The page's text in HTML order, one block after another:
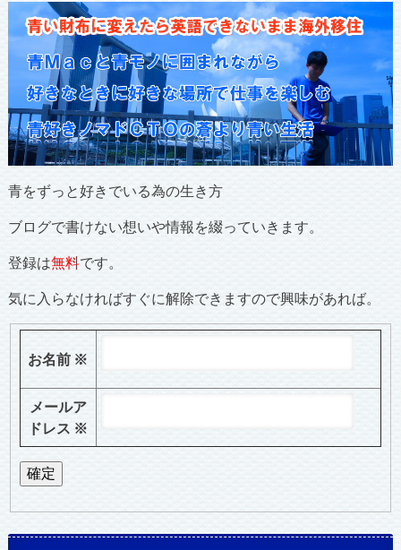
青をずっと好きでいる為の生き方
ブログで書けない想いや情報を綴っていきます。
登録は無料です。
気に入らなければすぐに解除できますので興味があれば。
お名前 ※
メールア
ドレス ※